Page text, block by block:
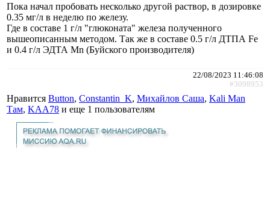
Пока начал пробовать несколько другой раствор, в дозировке
0.35 мг/л в неделю по железу.
Где в составе 1 г/л "глюконата" железа полученного
вышеописанным методом. Так же в составе 0.5 г/л ДТПА Fe
и 0.4 г/л ЭДТА Mn (Буйского производителя)
22/08/2023 11:46:08
#3098953
Нравится Button, Constantin_K, Михайлов Саша, Kali Man
Там, KAA78 и еще 1 пользователям